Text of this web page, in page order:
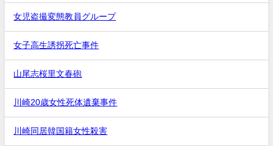
女児盗撮変態教員グループ
女子高生誘拐死亡事件
山尾志桜里文春砲
川崎20歳女性死体遺棄事件
川崎同居韓国籍女性殺害